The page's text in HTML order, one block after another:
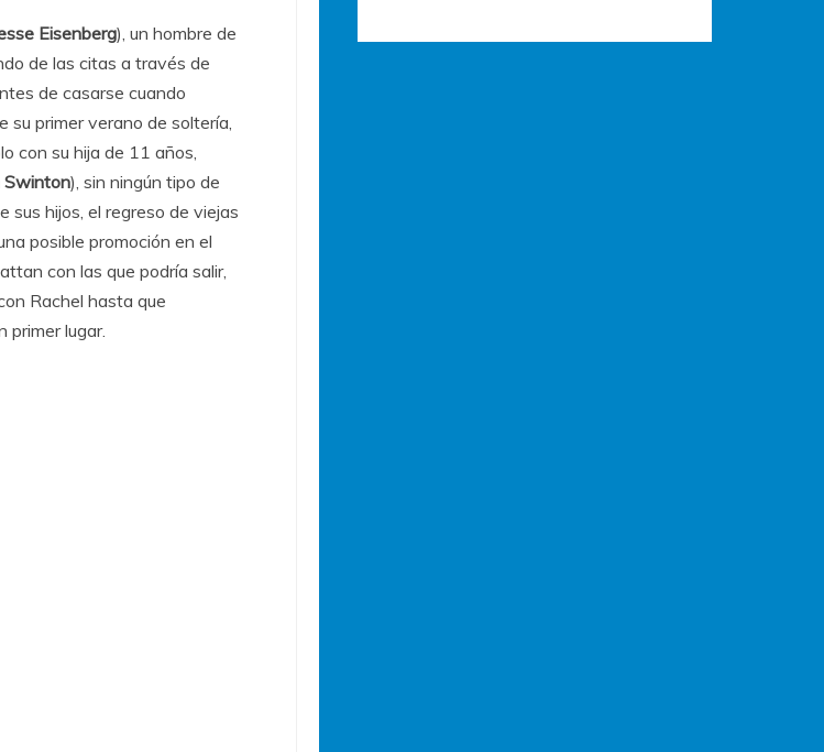
Eisenberg), un hombre de
de las citas a través de
de casarse cuando
su primer verano de soltería,
con su hija de 11 años,
Swinton), sin ningún tipo de
sus hijos, el regreso de viejas
posible promoción en el
con las que podría salir,
Rachel hasta que
primer lugar.